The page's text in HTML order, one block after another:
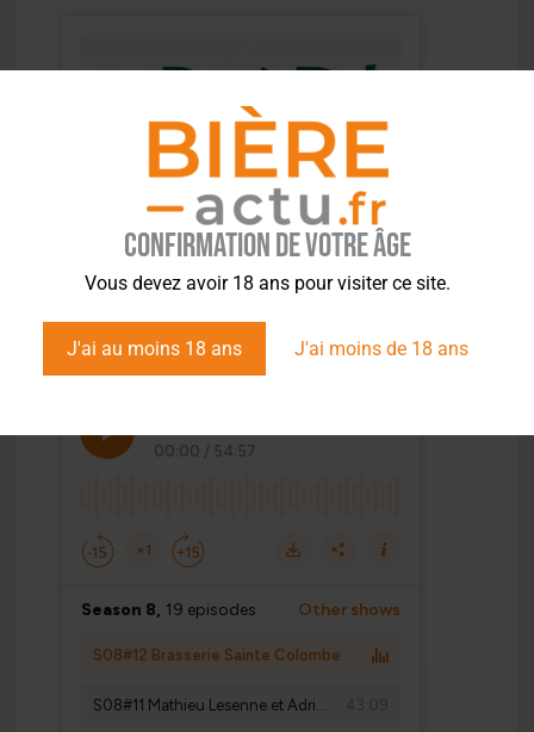
Confirmation de votre âge
Vous devez avoir 18 ans pour visiter ce site.
J'ai au moins 18 ans J'ai moins de 18 ans